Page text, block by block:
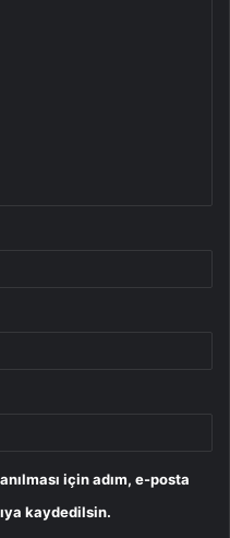
için adım, e-posta
kaydedilsin.